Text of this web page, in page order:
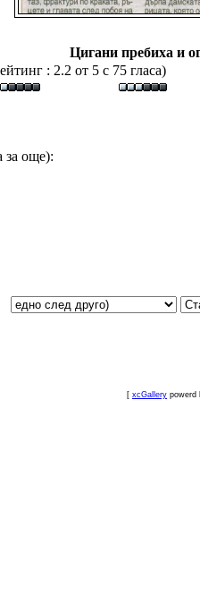
Цигани пребиха и
: 2.2 от 5 с 75 гласа)
за още):
[ xcGallery